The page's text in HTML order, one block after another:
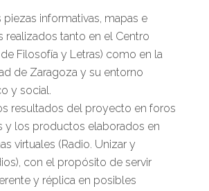
piezas informativas, mapas e
realizados tanto en el Centro
Filosofía y Letras) como en la
de Zaragoza y su entorno
y social.
resultados del proyecto en foros
y los productos elaborados en
virtuales (Radio. Unizar y
con el propósito de servir
y réplica en posibles